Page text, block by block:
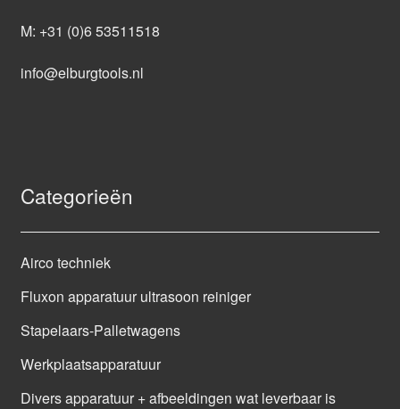
M: +31 (0)6 53511518
info@elburgtools.nl
Categorieën
Airco techniek
Fluxon apparatuur ultrasoon reiniger
Stapelaars-Palletwagens
Werkplaatsapparatuur
Divers apparatuur + afbeeldingen wat leverbaar is